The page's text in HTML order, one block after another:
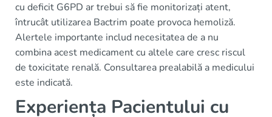
cu deficit G6PD ar trebui să fie monitorizați atent,
întrucât utilizarea Bactrim poate provoca hemoliză.
Alertele importante includ necesitatea de a nu
combina acest medicament cu altele care cresc riscul
de toxicitate renală. Consultarea prealabilă a medicului
este indicată.
Experiența Pacientului cu